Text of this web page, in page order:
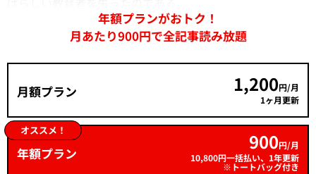
年額プランがおトク！
月あたり900円で全記事読み放題
月額プラン 1,200円/月
1ヶ月更新
オススメ！
年額プラン 900円/月
10,800円一括払い、1年更新
※トートバッグ付き